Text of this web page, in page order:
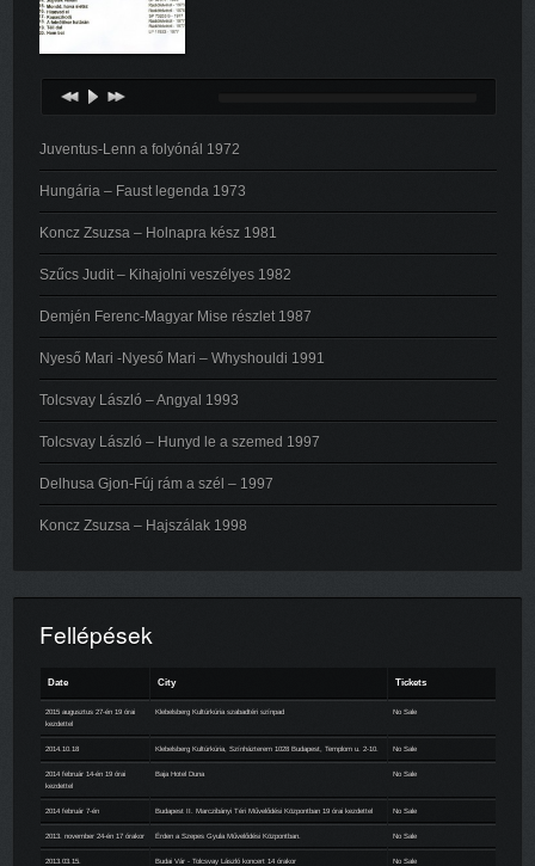
Juventus-Lenn a folyónál 1972
Hungária – Faust legenda 1973
Koncz Zsuzsa – Holnapra kész 1981
Szűcs Judit – Kihajolni veszélyes 1982
Demjén Ferenc-Magyar Mise részlet 1987
Nyeső Mari -Nyeső Mari – Whyshouldi 1991
Tolcsvay László – Angyal 1993
Tolcsvay László – Hunyd le a szemed 1997
Delhusa Gjon-Fúj rám a szél – 1997
Koncz Zsuzsa – Hajszálak 1998
Fellépések
Date City Tickets
2015 augusztus 27-én 19 órai
kezdettel
Klebelsberg Kultúrkúria szabadtéri színpad No Sale
2014.10.18 Klebelsberg Kultúrkúria, Színházterem 1028 Budapest, Templom u. 2-10. No Sale
2014 február 14-én 19 órai
kezdettel
Baja Hotel Duna No Sale
2014 február 7-én Budapest II. Marczibányi Téri Művelődési Központban 19 órai kezdettel No Sale
2013. november 24-én 17 órakor Érden a Szepes Gyula Művelődési Központban. No Sale
2013.03.15. Budai Vár - Tolcsvay László koncert 14 órakor No Sale